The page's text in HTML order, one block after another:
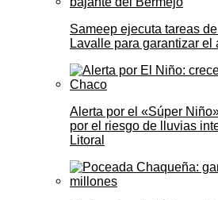
Sameep ejecuta tareas
Lavalle para garantizar el
Alerta por el «Súper
por el riesgo de lluvias
Litoral